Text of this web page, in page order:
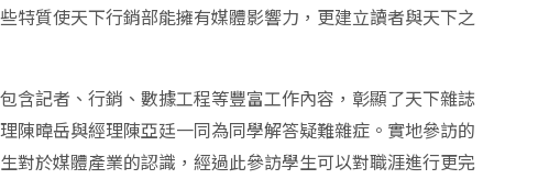
特質使天下行銷部能擁有媒體影響力，更建立讀者與天下之
含記者、行銷、數據工程等豐富工作內容，彰顯了天下雜誌
陳暐岳與經理陳亞廷一同為同學解答疑難雜症。實地參訪的
對於媒體產業的認識，經過此參訪學生可以對職涯進行更完